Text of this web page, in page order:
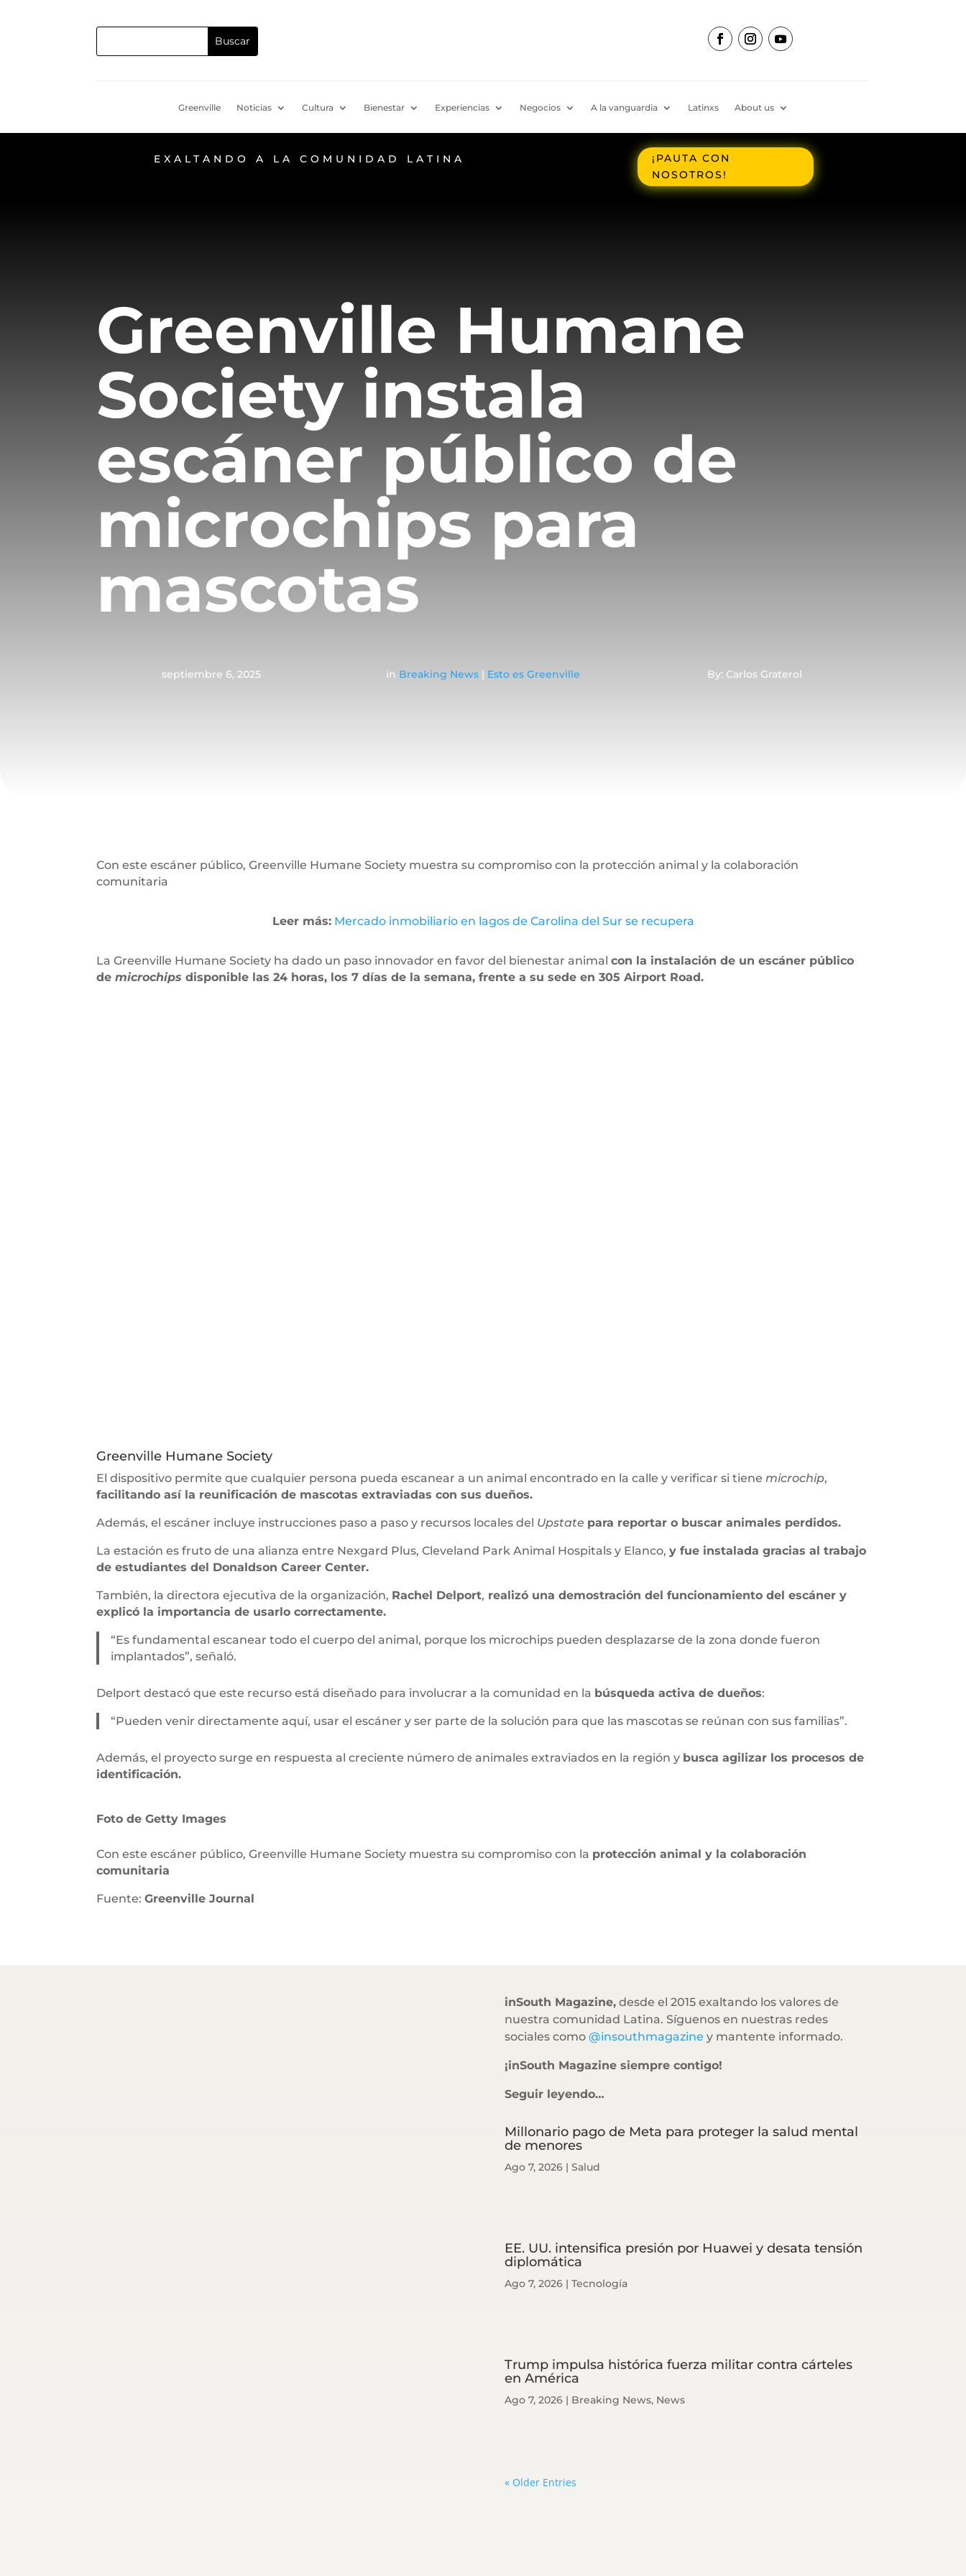
Greenville Noticias Cultura Bienestar Experiencias Negocios A la vanguardia Latinxs About us
EXALTANDO A LA COMUNIDAD LATINA
¡PAUTA CON
NOSOTROS!
Greenville Humane
Society instala
escáner público de
microchips para
mascotas
septiembre 6, 2025 in Breaking News| Esto es Greenville By: Carlos Graterol
Con este escáner público, Greenville Humane Society muestra su compromiso con la protección animal y la colaboración
comunitaria
Leer más: Mercado inmobiliario en lagos de Carolina del Sur se recupera
La Greenville Humane Society ha dado un paso innovador en favor del bienestar animalcon la instalación de un escáner público
demicrochipsdisponible las 24 horas, los 7 días de la semana, frente a su sede en 305 Airport Road.
Greenville Humane Society
El dispositivo permite que cualquier persona pueda escanear a un animal encontrado en la calle y verificar si tienemicrochip,
facilitando así la reunificación de mascotas extraviadas con sus dueños.
Además, el escáner incluye instrucciones paso a paso y recursos locales del Upstate para reportar o buscar animales perdidos.
La estación es fruto de una alianza entre Nexgard Plus, Cleveland Park Animal Hospitals y Elanco,y fue instalada gracias al trabajo
de estudiantes del Donaldson Career Center.
También, la directora ejecutiva de la organización, Rachel Delport, realizó una demostración del funcionamiento del escáner y
explicó la importancia de usarlo correctamente.
“Es fundamental escanear todo el cuerpo del animal, porque los microchips pueden desplazarse de la zona donde fueron
implantados”, señaló.
Delport destacó que este recurso está diseñado para involucrar a la comunidad en la búsqueda activa de dueños:
“Pueden venir directamente aquí, usar el escáner y ser parte de la solución para que las mascotas se reúnan con sus familias”.
Además, el proyecto surge en respuesta al creciente número de animales extraviados en la región y busca agilizar los procesos de
identificación.
Foto de Getty Images
Con este escáner público, Greenville Humane Society muestra su compromiso con la protección animal y la colaboración
comunitaria
Fuente:Greenville Journal
inSouth Magazine,desde el 2015 exaltando los valores de
nuestra comunidad Latina. Síguenos en nuestras redes
sociales como @insouthmagazine y mantente informado.
¡inSouth Magazine siempre contigo!
Seguir leyendo…
Millonario pago de Meta para proteger la salud mental
de menores
Ago 7, 2026| Salud
EE. UU. intensifica presión por Huawei y desata tensión
diplomática
Ago 7, 2026| Tecnología
Trump impulsa histórica fuerza militar contra cárteles
en América
Ago 7, 2026| Breaking News, News
« Older Entries